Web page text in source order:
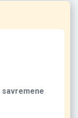
savremene